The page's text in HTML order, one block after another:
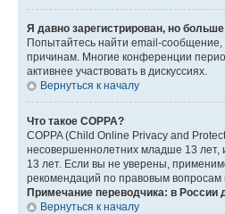
Я давно зарегистрирован, но
Попытайтесь найти email-сообщение,
причинам. Многие конференции
активнее участвовать в дискуссиях.
Вернуться к началу
Что такое COPPA?
COPPA (Child Online Privacy and
несовершеннолетних младше 13 лет,
13 лет. Если вы не уверены,
рекомендаций по правовым вопросам
Примечание переводчика: в
Вернуться к началу